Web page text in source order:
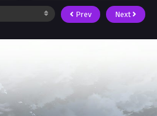
Prev Next